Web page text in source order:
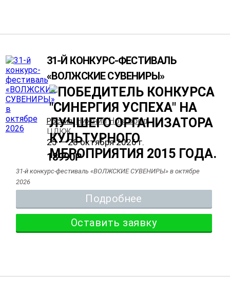
31-Й КОНКУРС-ФЕСТИВАЛЬ
«ВОЛЖСКИЕ СУВЕНИРЫ»
Россия, Нижний Новгород,
ЦДКЖ
25 — 28 октября 2026 г.
18990Р
31-й конкурс-фестиваль «ВОЛЖСКИЕ СУВЕНИРЫ» в октябре
2026
Подробнее
Оставить заявку